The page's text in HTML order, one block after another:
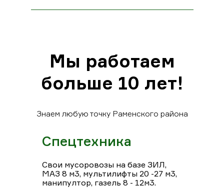
Мы работаем
больше 10 лет!
Знаем любую точку Раменского района
Спецтехника
Свои мусоровозы на базе ЗИЛ,
МАЗ 8 м3, мультилифты 20 -27 м3,
манипултор, газель 8 - 12м3.